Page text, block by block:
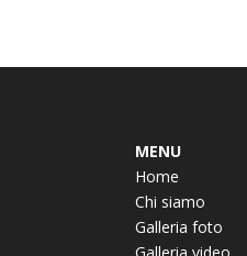
MENU
Home
Chi siamo
Galleria foto